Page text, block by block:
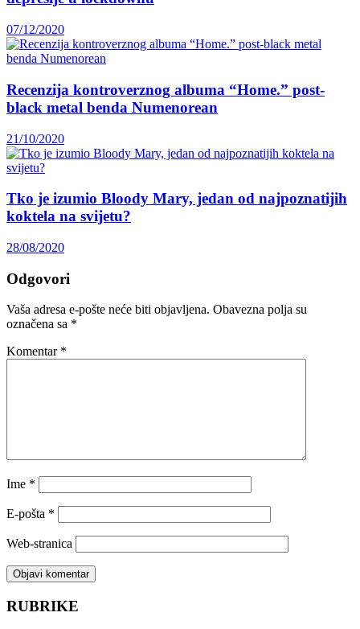
07/12/2020
Recenzija kontroverznog albuma “Home.” post-
black metal benda Numenorean
21/10/2020
Tko je izumio Bloody Mary, jedan od najpoznatijih
koktela na svijetu?
28/08/2020
Odgovori
Vaša adresa e-pošte neće biti objavljena. Obavezna polja su
označena sa *
Komentar *
Ime *
E-pošta *
Web-stranica
RUBRIKE